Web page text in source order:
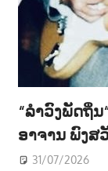
“ລຳວົງພັດຖິ່
ອາຈານ ພົງສ
31/07/2026